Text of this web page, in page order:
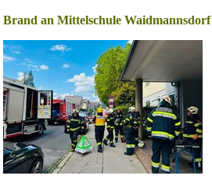
Brand an Mittelschule Waidmannsdorf